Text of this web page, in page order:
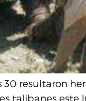
30 resultaron
talibanes este